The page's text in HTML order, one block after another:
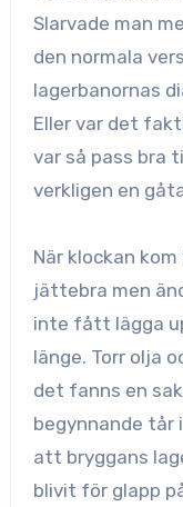
Slarvade man
den normala
lagerbanornas
Eller var det
var så pass bra
verkligen en
När klockan
jättebra men
inte fått lägga
länge. Torr olja
det fanns en
begynnande tår
att bryggans
blivit för glapp